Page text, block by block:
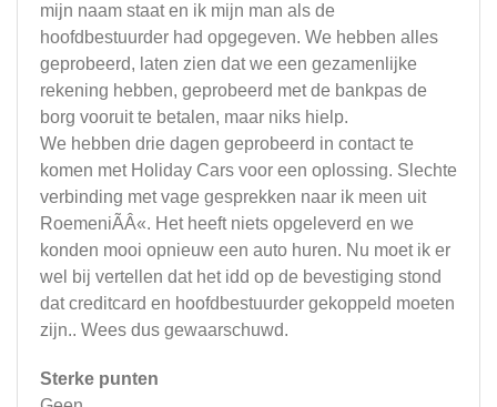
mijn naam staat en ik mijn man als de
hoofdbestuurder had opgegeven. We hebben alles
geprobeerd, laten zien dat we een gezamenlijke
rekening hebben, geprobeerd met de bankpas de
borg vooruit te betalen, maar niks hielp.
We hebben drie dagen geprobeerd in contact te
komen met Holiday Cars voor een oplossing. Slechte
verbinding met vage gesprekken naar ik meen uit
RoemeniÃÂ«. Het heeft niets opgeleverd en we
konden mooi opnieuw een auto huren. Nu moet ik er
wel bij vertellen dat het idd op de bevestiging stond
dat creditcard en hoofdbestuurder gekoppeld moeten
zijn.. Wees dus gewaarschuwd.
Sterke punten